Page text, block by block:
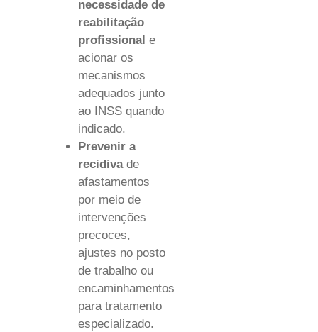
necessidade de
reabilitação
profissional e
acionar os
mecanismos
adequados junto
ao INSS quando
indicado.
Prevenir a
recidivade
afastamentos
por meio de
intervenções
precoces,
ajustes no posto
de trabalho ou
encaminhamentos
para tratamento
especializado.